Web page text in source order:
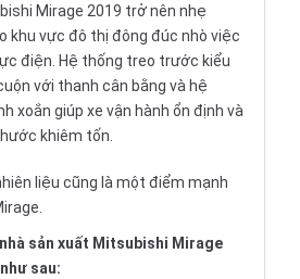
Mirage 2019 trở nên nhẹ
khu vực đô thị đông đúc nhò việc
điện. Hệ thống treo trước kiểu
với thanh cân bằng và hệ
xoắn giúp xe vận hành ổn định và
khiêm tốn.
liệu cũng là một điểm mạnh
sản xuất Mitsubishi Mirage
sau: